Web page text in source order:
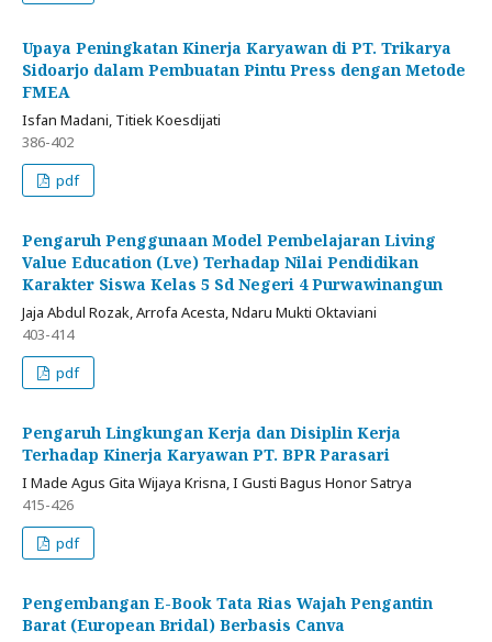
Upaya Peningkatan Kinerja Karyawan di PT. Trikarya
Sidoarjo dalam Pembuatan Pintu Press dengan Metode
FMEA
Isfan Madani, Titiek Koesdijati
386-402
pdf
Pengaruh Penggunaan Model Pembelajaran Living
Value Education (Lve) Terhadap Nilai Pendidikan
Karakter Siswa Kelas 5 Sd Negeri 4 Purwawinangun
Jaja Abdul Rozak, Arrofa Acesta, Ndaru Mukti Oktaviani
403-414
pdf
Pengaruh Lingkungan Kerja dan Disiplin Kerja
Terhadap Kinerja Karyawan PT. BPR Parasari
I Made Agus Gita Wijaya Krisna, I Gusti Bagus Honor Satrya
415-426
pdf
Pengembangan E-Book Tata Rias Wajah Pengantin
Barat (European Bridal) Berbasis Canva